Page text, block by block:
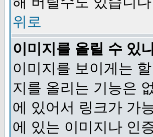
위로
이미지를 올릴 수 있
이미지를 보이게는
지를 올리는 기능은
에 있어서 링크가 가
에 있는 이미지나 인